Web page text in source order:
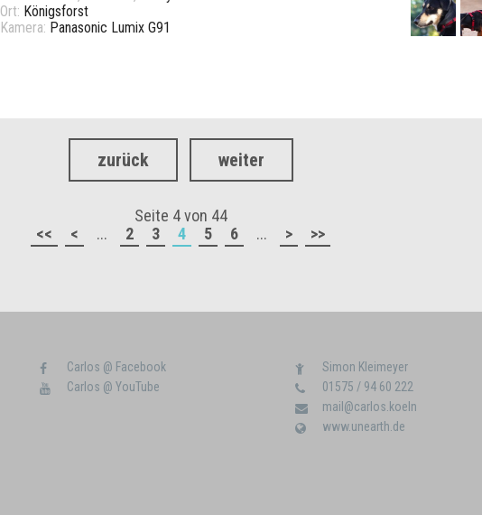
Ort: Königsforst
Kamera: Panasonic Lumix G91
zurück weiter
Seite 4 von 44
<<
< ... 2 3 4 5 6 ... > >>
Carlos @ Facebook
Carlos @ YouTube
Simon Kleimeyer
01575 / 94 60 222
mail@carlos.koeln
www.unearth.de